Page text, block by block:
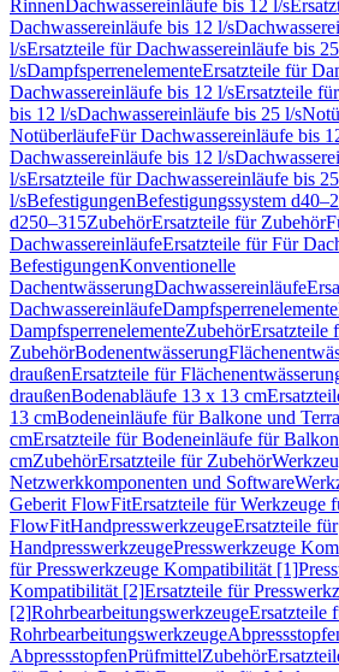
RinnenDachwassereinläufe bis 12 l/s
Dachwassereinläufe bis 12 l/s
l/sErsatzteile für Dachwassereinläufe bis 25
l/sDampfsperrenelementeErsatzteile für
Dachwassereinläufe bis 12 l/sErsatzteile
bis 12 l/sDachwassereinläufe bis 25 l/s
NotüberläufeFür Dachwassereinläufe bis
Dachwassereinläufe bis 12 l/s
l/sErsatzteile für Dachwassereinläufe bis 25
l/sBefestigungenBefestigungssystem
d250–315ZubehörErsatzteile für Zubehör
DachwassereinläufeErsatzteile für Für
BefestigungenKonventionelle
DachentwässerungDachwassereinläufe
DachwassereinläufeDampfsperrenelemente
DampfsperrenelementeZubehörErsatzteile
ZubehörBodenentwässerung
draußenErsatzteile für
draußenBodenabläufe 13 x 13 cm
13 cmBodeneinläufe für Balkone und
cmErsatzteile für Bodeneinläufe für
cmZubehörErsatzteile für Zubehör
Netzwerkkomponenten und Software
Geberit FlowFitErsatzteile für Werkzeuge
FlowFitHandpresswerkzeugeErsatzteile für
HandpresswerkzeugePresswerkzeuge
für Presswerkzeuge Kompatibilität [1]
Kompatibilität [2]Ersatzteile für
[2]RohrbearbeitungswerkzeugeErsatzteile
Rohrbearbeitungswerkzeuge
AbpressstopfenPrüfmittelZubehör